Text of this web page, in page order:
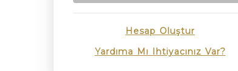
Hesap Oluştur
Yardıma Mı Ihtiyacınız Var?